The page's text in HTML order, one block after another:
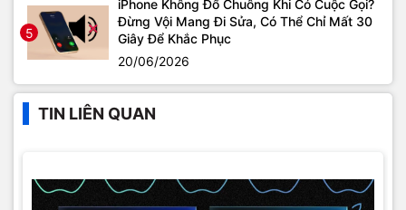
5
iPhone Không Đổ Chuông Khi Có Cuộc Gọi?
Đừng Vội Mang Đi Sửa, Có Thể Chỉ Mất 30
Giây Để Khắc Phục
20/06/2026
TIN LIÊN QUAN